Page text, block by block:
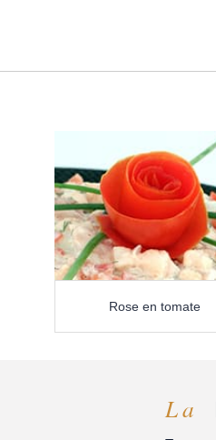
Rose en tomate
La